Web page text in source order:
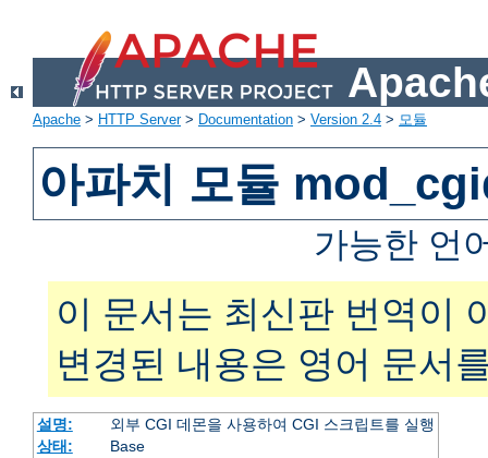
Apache > HTTP Server> Documentation > Version 2.4 > 모듈
아파치 모듈
가능한 언
이 문서는 최신판 번역이
변경된 내용은 영어 문서
설명:
외부 CGI 데몬을 사용하여 CGI 스크립트를 실행
상태:
Base